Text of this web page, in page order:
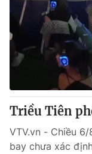
Thế giới
Tin tức
Thế giới đó đây
Câu chuyện quốc
Kinh tế
Tài chính
Thị trường
Góc doanh nghiệp
Dữ liệu và đời
Truyền hình
Phim VTV
Giải trí
Triều Tiên
VTV.vn - Chiều
bay chưa xác